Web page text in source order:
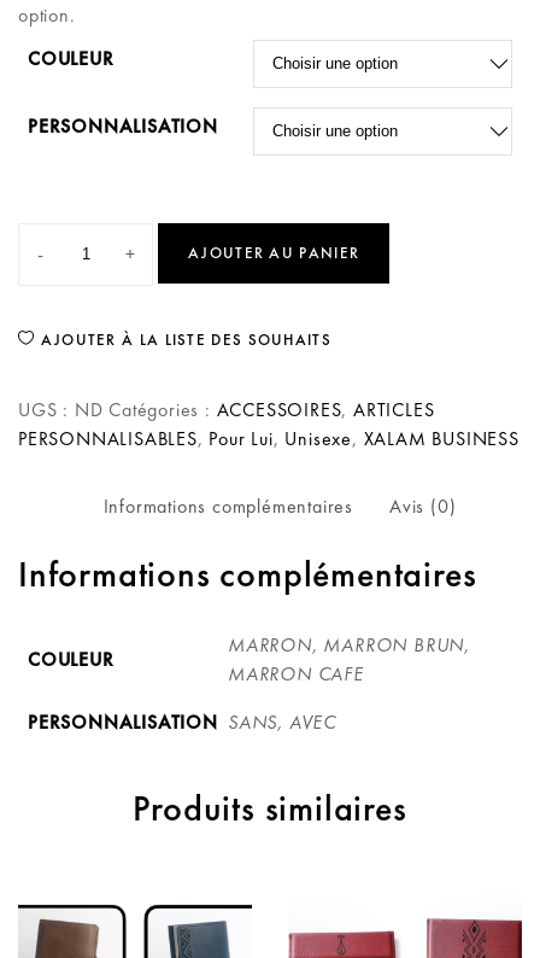
option.
COULEUR
PERSONNALISATION
- + AJOUTER AU PANIER
AJOUTER À LA LISTE DES SOUHAITS
UGS : ND Catégories : ACCESSOIRES,ARTICLES
PERSONNALISABLES, Pour Lui, Unisexe, XALAM BUSINESS
Informations complémentaires Avis (0)
Informations complémentaires
COULEUR
MARRON, MARRON BRUN,
MARRON CAFE
PERSONNALISATION SANS, AVEC
Produits similaires